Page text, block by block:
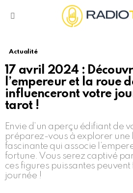
Actualité
17 avril 2024 :
l’empereur et la roue
influenceront votre
tarot !
Envie d’un aperçu édifiant de
préparez-vous à explorer une
fascinante qui associe
fortune. Vous serez captivé
ces figures puissantes
journée !